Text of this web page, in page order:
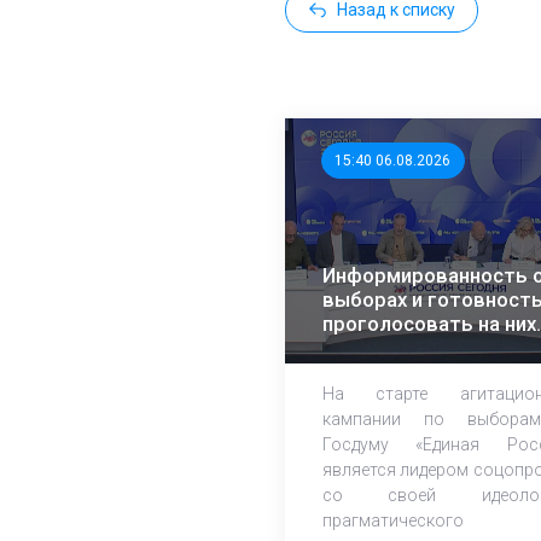
Назад к списку
15:40 06.08.2026
Информированность
выборах и готовность
проголосовать на них
растет – эксперты
На старте
кампании по
Госдуму «Единая
является лидером
со своей
прагматического